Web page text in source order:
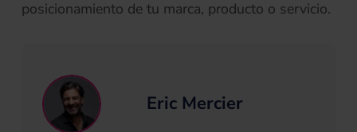
posicionamiento de tu marca, producto o servicio.
Eric Mercier